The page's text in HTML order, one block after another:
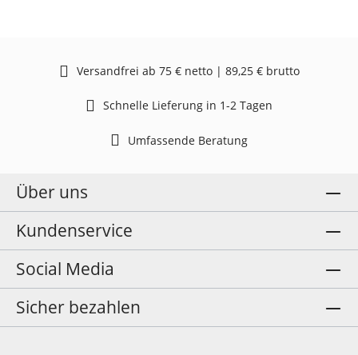
Versandfrei ab 75 € netto | 89,25 € brutto
Schnelle Lieferung in 1-2 Tagen
Umfassende Beratung
Über uns
Kundenservice
Social Media
Sicher bezahlen